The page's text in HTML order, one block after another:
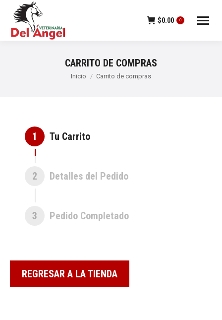
$0.00 0
CARRITO DE COMPRAS
Estás aquí:
Inicio Carrito de compras
Tu Carrito
1
Detalles del Pedido
2
Pedido Completado
3
REGRESAR A LA TIENDA